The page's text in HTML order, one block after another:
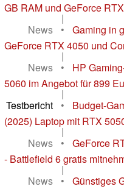
GB RAM und GeForce
|
News
•
Gaming in
GeForce RTX 4050 und
|
News
•
HP
5060 im Angebot für 899
|
Testbericht
•
Budget-
(2025) Laptop mit RTX
|
News
•
GeForce
- Battlefield 6 gratis
|
News
•
Günstiges